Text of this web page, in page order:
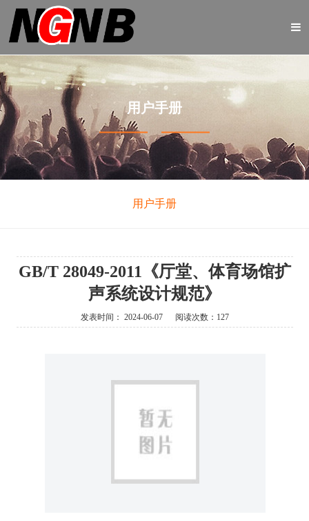
用户手册
用户手册
GB/T 28049-2011《厅堂、体育场馆扩
声系统设计规范》
发表时间： 2024-06-07阅读次数： 127